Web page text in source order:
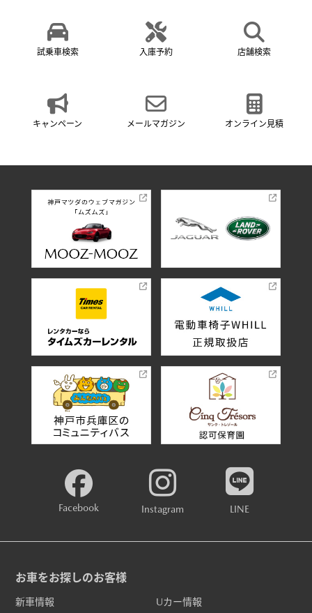
試乗車検索 入庫予約 店舗検索
キャンペーン メールマガジン オンライン見積
Facebook Instagram LINE
お車をお探しのお客様
新車情報
Uカー情報